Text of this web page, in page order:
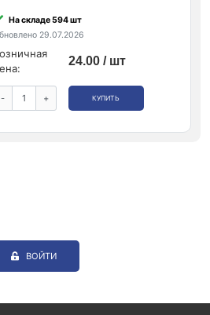
На складе 594 шт
29.07.2026
24.00 / шт
- + КУПИТЬ
ВОЙТИ